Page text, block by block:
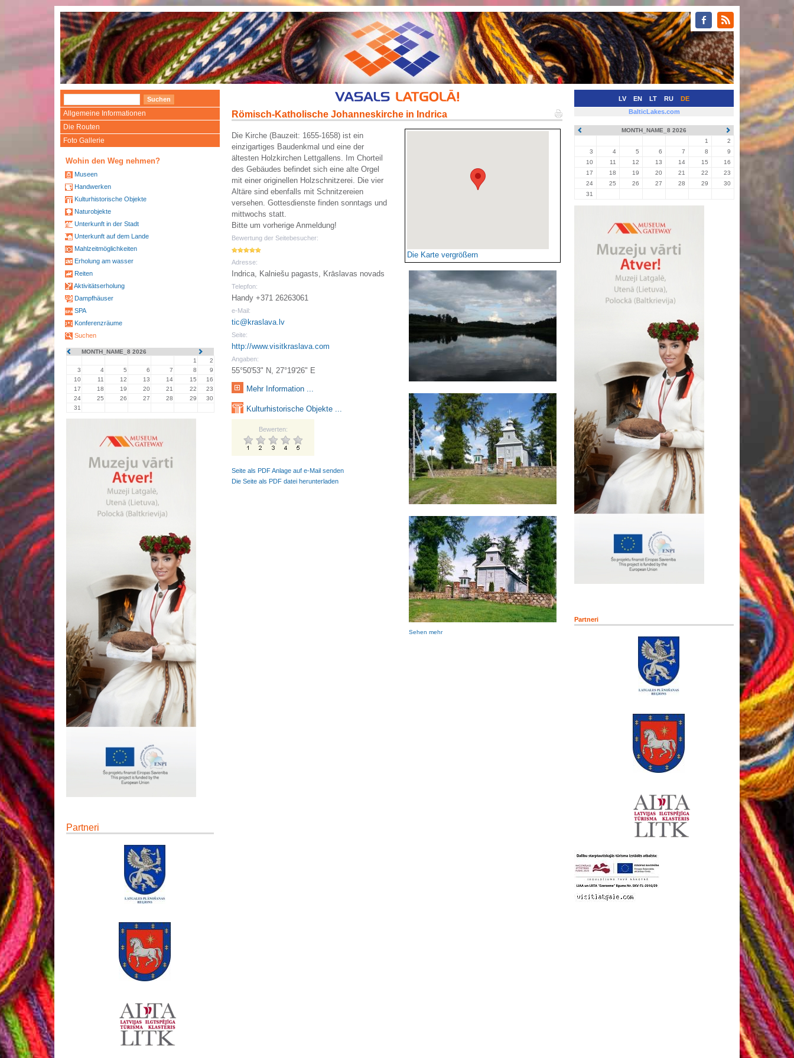
LV EN LT RU DE
Allgemeine Informationen
Die Routen
Foto Gallerie
Wohin den Weg nehmen?
Museen
Handwerken
Kulturhistorische Objekte
Naturobjekte
Unterkunft in der Stadt
Unterkunft auf dem Lande
Mahlzeitmöglichkeiten
Erholung am wasser
Reiten
Aktivitätserholung
Dampfhäuser
SPA
Konferenzräume
Suchen
MONTH_NAME_8 2026
1
2
3
4 5 6 7 8
9
10
11 12 13 14 15
16
17
18 19 20 21 22
23
24
25 26 27 28 29
30
31
Partneri
Römisch-Katholische Johanneskirche in Indrica
Die Kirche (Bauzeit: 1655-1658) ist ein
einzigartiges Baudenkmal und eine der
ältesten Holzkirchen Lettgallens. Im Chorteil
des Gebäudes befindet sich eine alte Orgel
mit einer originellen Holzschnitzerei. Die vier
Altäre sind ebenfalls mit Schnitzereien
versehen. Gottesdienste finden sonntags und
mittwochs statt.
Bitte um vorherige Anmeldung!
Bewertung der Seitebesucher:
Adresse:
Indrica, Kalniešu pagasts, Krāslavas novads
Telepfon:
Handy +371 26263061
e-Mail:
tic@kraslava.lv
Seite:
http://www.visitkraslava.com
Angaben:
55°50'53" N, 27°19'26" E
Mehr Information ...
Kulturhistorische Objekte ...
Bewerten:
Seite als PDF Anlage auf e-Mail senden
Die Seite als PDF datei herunterladen
Die Karte vergrößern
Sehen mehr
BalticLakes.com
MONTH_NAME_8 2026
1
2
3
4 5 6 7 8
9
10
11 12 13 14 15
16
17
18 19 20 21 22
23
24
25 26 27 28 29
30
31
Partneri